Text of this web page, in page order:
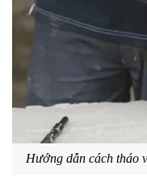
Hướng dẫn cách tháo